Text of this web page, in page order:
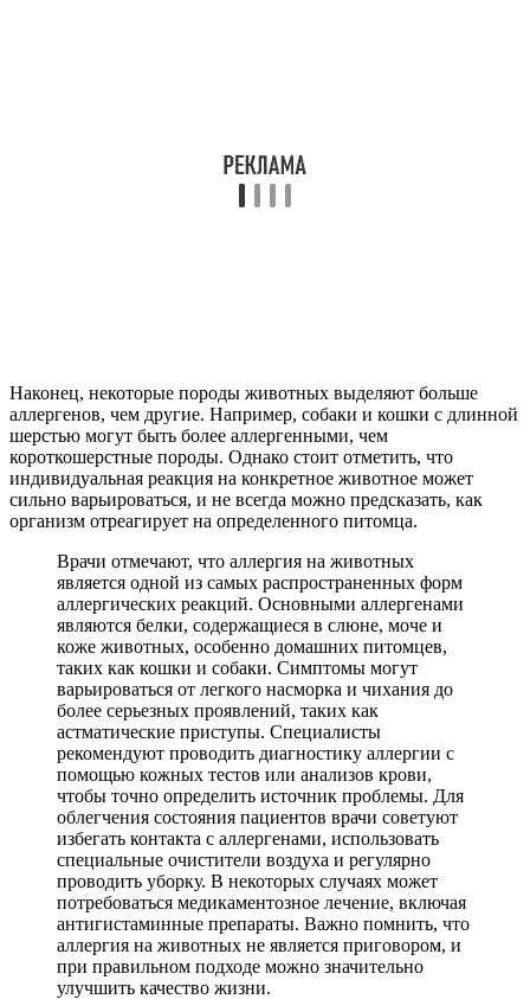
Наконец, некоторые породы животных выделяют больше
аллергенов, чем другие. Например, собаки и кошки с длинной
шерстью могут быть более аллергенными, чем
короткошерстные породы. Однако стоит отметить, что
индивидуальная реакция на конкретное животное может
сильно варьироваться, и не всегда можно предсказать, как
организм отреагирует на определенного питомца.
Врачи отмечают, что аллергия на животных
является одной из самых распространенных форм
аллергических реакций. Основными аллергенами
являются белки, содержащиеся в слюне, моче и
коже животных, особенно домашних питомцев,
таких как кошки и собаки. Симптомы могут
варьироваться от легкого насморка и чихания до
более серьезных проявлений, таких как
астматические приступы. Специалисты
рекомендуют проводить диагностику аллергии с
помощью кожных тестов или анализов крови,
чтобы точно определить источник проблемы. Для
облегчения состояния пациентов врачи советуют
избегать контакта с аллергенами, использовать
специальные очистители воздуха и регулярно
проводить уборку. В некоторых случаях может
потребоваться медикаментозное лечение, включая
антигистаминные препараты. Важно помнить, что
аллергия на животных не является приговором, и
при правильном подходе можно значительно
улучшить качество жизни.